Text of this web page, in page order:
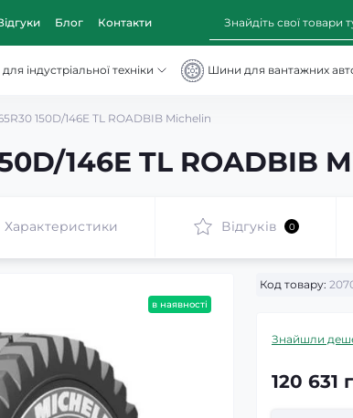
Блог Контакти
індустріальної техніки
Шини для вантажних
150D/146E TL ROADBIB Michelin
146E TL ROADBIB
Характеристики Відгуків 0
в наявності
Код товару:
Знайшли
120 631